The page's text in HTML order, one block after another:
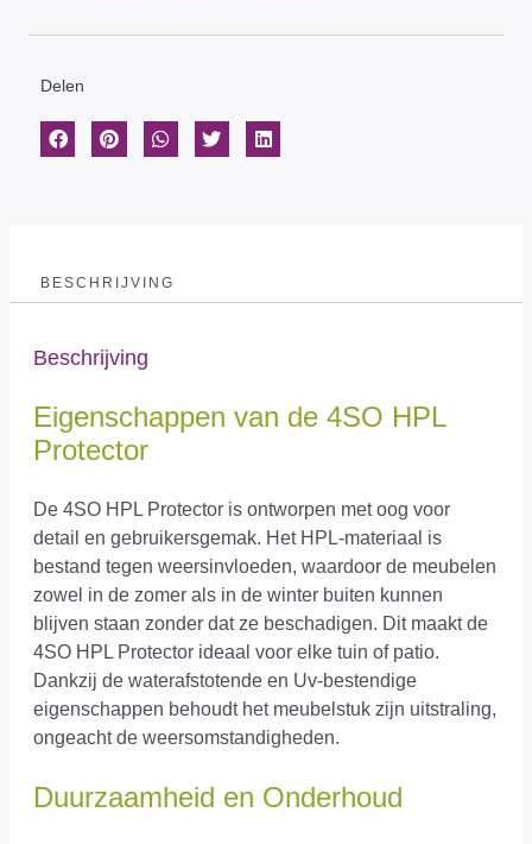
Delen
BESCHRIJVING
Beschrijving
Eigenschappen van de 4SO HPL
Protector
De 4SO HPL Protector is ontworpen met oog voor
detail en gebruikersgemak. Het HPL-materiaal is
bestand tegen weersinvloeden, waardoor de meubelen
zowel in de zomer als in de winter buiten kunnen
blijven staan zonder dat ze beschadigen. Dit maakt de
4SO HPL Protector ideaal voor elke tuin of patio.
Dankzij de waterafstotende en Uv-bestendige
eigenschappen behoudt het meubelstuk zijn uitstraling,
ongeacht de weersomstandigheden.
Duurzaamheid en Onderhoud